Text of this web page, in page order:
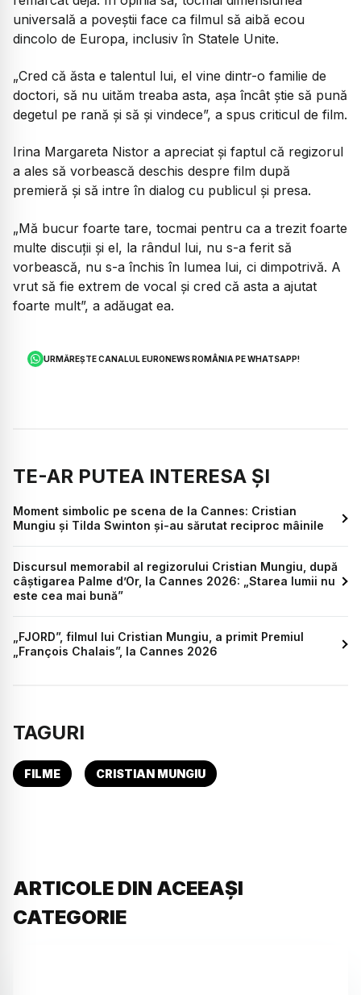
universală a poveștii face ca filmul să aibă ecou
dincolo de Europa, inclusiv în Statele Unite.
„Cred că ăsta e talentul lui, el vine dintr-o familie de
doctori, să nu uităm treaba asta, așa încât știe să pună
degetul pe rană și să și vindece”, a spus criticul de film.
Irina Margareta Nistor a apreciat și faptul că regizorul
a ales să vorbească deschis despre film după
premieră și să intre în dialog cu publicul și presa.
„Mă bucur foarte tare, tocmai pentru ca a trezit foarte
multe discuții și el, la rândul lui, nu s-a ferit să
vorbească, nu s-a închis în lumea lui, ci dimpotrivă. A
vrut să fie extrem de vocal și cred că asta a ajutat
foarte mult”, a adăugat ea.
URMĂREȘTE CANALUL EURONEWS ROMÂNIA PE WHATSAPP!
TE-AR PUTEA INTERESA ȘI
Moment simbolic pe scena de la Cannes: Cristian
Mungiu și Tilda Swinton și-au sărutat reciproc mâinile
Discursul memorabil al regizorului Cristian Mungiu, după
câștigarea Palme d’Or, la Cannes 2026: „Starea lumii nu
este cea mai bună”
„FJORD”, filmul lui Cristian Mungiu, a primit Premiul
„François Chalais”, la Cannes 2026
TAGURI
FILME CRISTIAN MUNGIU
ARTICOLE DIN ACEEAȘI
CATEGORIE